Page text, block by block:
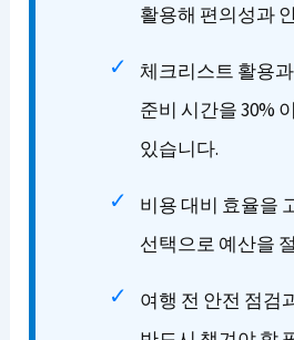
활용해 편의성과
체크리스트 활용
준비 시간을 30%
있습니다.
비용 대비 효율을
선택으로 예산을
여행 전 안전 점검